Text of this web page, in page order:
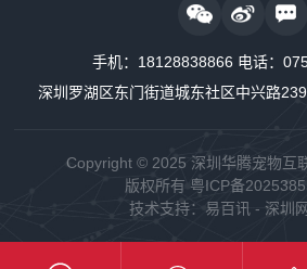
手机： 18128838866 电话：
深圳罗湖区东门街道城东社区中兴路
Copyright © 2025 深圳华腾宠物互
版权所有 粤ICP备
技术支持： 易百讯 - 深圳
18128838889
24小时供氧系统售后服务
18128838848